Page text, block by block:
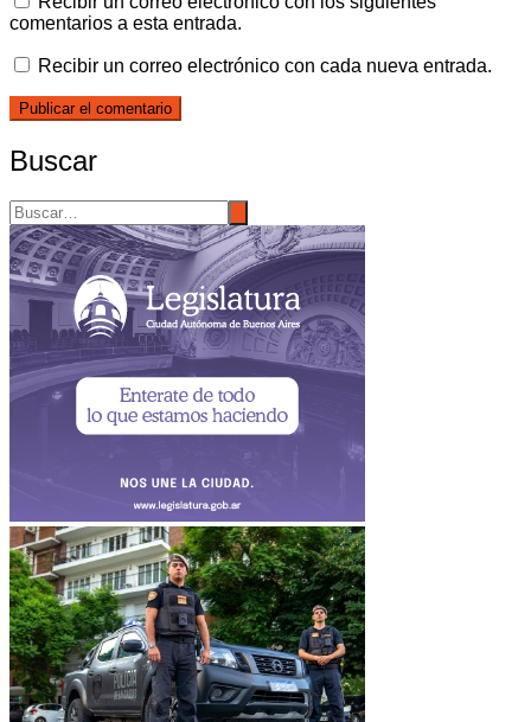
comentarios a esta entrada.
Recibir un correo electrónico con cada nueva entrada.
Buscar